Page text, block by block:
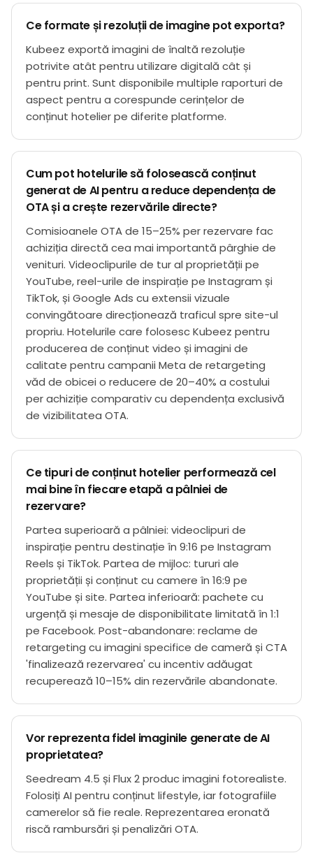
Ce formate și rezoluții de imagine pot exporta?
Kubeez exportă imagini de înaltă rezoluție
potrivite atât pentru utilizare digitală cât și
pentru print. Sunt disponibile multiple raporturi de
aspect pentru a corespunde cerințelor de
conținut hotelier pe diferite platforme.
Cum pot hotelurile să folosească conținut
generat de AI pentru a reduce dependența de
OTA și a crește rezervările directe?
Comisioanele OTA de 15–25% per rezervare fac
achiziția directă cea mai importantă pârghie de
venituri. Videoclipurile de tur al proprietății pe
YouTube, reel-urile de inspirație pe Instagram și
TikTok, și Google Ads cu extensii vizuale
convingătoare direcționează traficul spre site-ul
propriu. Hotelurile care folosesc Kubeez pentru
producerea de conținut video și imagini de
calitate pentru campanii Meta de retargeting
văd de obicei o reducere de 20–40% a costului
per achiziție comparativ cu dependența exclusivă
de vizibilitatea OTA.
Ce tipuri de conținut hotelier performează cel
mai bine în fiecare etapă a pâlniei de
rezervare?
Partea superioară a pâlniei: videoclipuri de
inspirație pentru destinație în 9:16 pe Instagram
Reels și TikTok. Partea de mijloc: tururi ale
proprietății și conținut cu camere în 16:9 pe
YouTube și site. Partea inferioară: pachete cu
urgență și mesaje de disponibilitate limitată în 1:1
pe Facebook. Post-abandonare: reclame de
retargeting cu imagini specifice de cameră și CTA
'finalizează rezervarea' cu incentiv adăugat
recuperează 10–15% din rezervările abandonate.
Vor reprezenta fidel imaginile generate de AI
proprietatea?
Seedream 4.5 și Flux 2 produc imagini fotorealiste.
Folosiți AI pentru conținut lifestyle, iar fotografiile
camerelor să fie reale. Reprezentarea eronată
riscă rambursări și penalizări OTA.